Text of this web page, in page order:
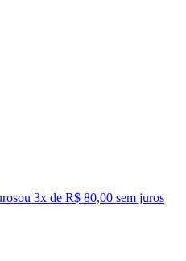
ou 3x de R$ 80,00 sem juros